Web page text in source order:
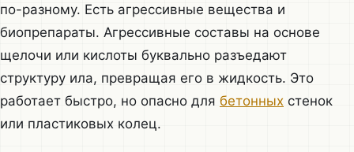
по-разному. Есть агрессивные вещества и
биопрепараты. Агрессивные составы на основе
щелочи или кислоты буквально разъедают
структуру ила, превращая его в жидкость. Это
работает быстро, но опасно для бетонных стенок
или пластиковых колец.